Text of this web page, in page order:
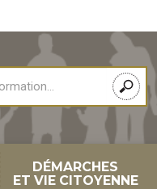
DÉMARCHES
ET VIE CITOYENNE